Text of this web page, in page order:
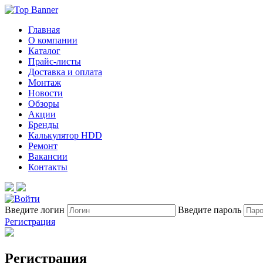
Главная
О компании
Каталог
Прайс-листы
Доставка и оплата
Монтаж
Новости
Обзоры
Акции
Бренды
Калькулятор HDD
Ремонт
Вакансии
Контакты
Введите логин Введите пароль
Регистрация
Регистрация